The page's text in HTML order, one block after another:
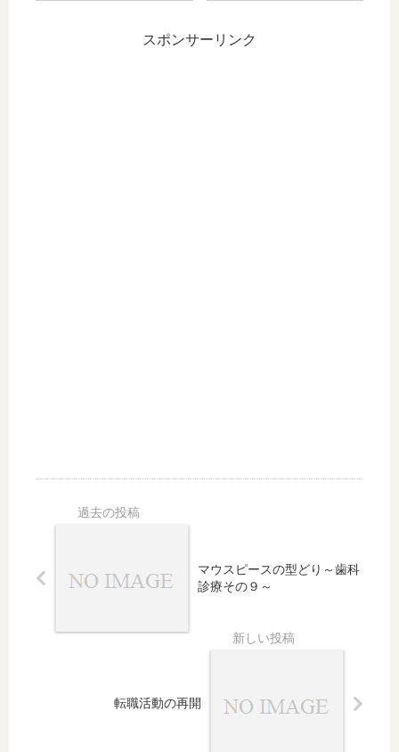
スポンサーリンク
マウスピースの型どり～歯科
診療その９～
転職活動の再開